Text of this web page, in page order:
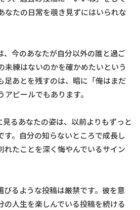
なたの日常を覗き見ずにはいられな
、今のあなたが自分以外の誰と過ご
未練はないのかを確かめたいという
足あとを残すのは、暗に「俺はまだ
ピールでもあります。
見るあなたの姿は、以前よりもずっと
す。自分の知らないところで成長し
れたことを深く悔やんでいるサイン
びるような投稿は厳禁です。彼を意
の人生を楽しんでいる投稿を続ける